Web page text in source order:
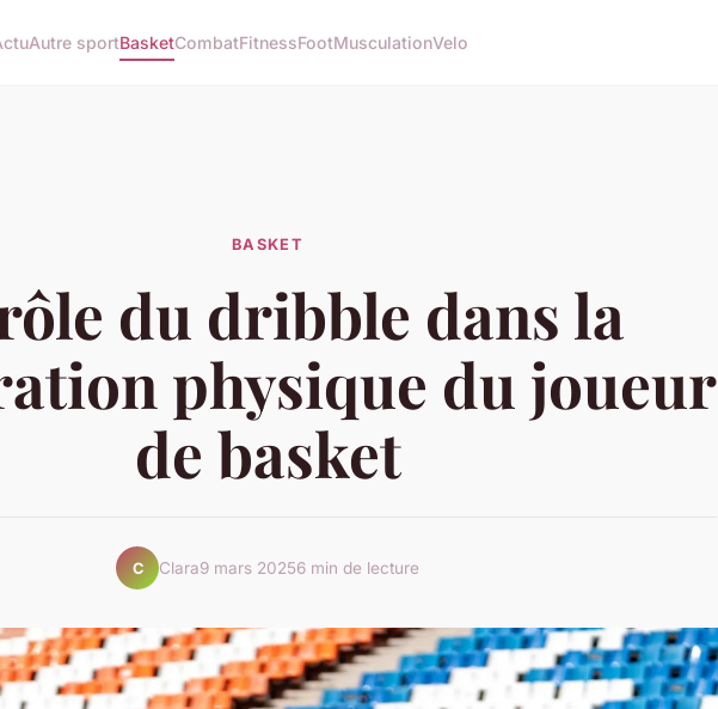
Autre sportBasketCombatFitnessFootMusculationVelo
BASKET
du dribble dans la
physique du joueur
de basket
C Clara9 mars 20256 min de lecture